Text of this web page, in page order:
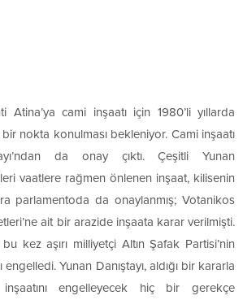
Atina’ya cami inşaatı için 1980’li yıllarda
nokta konulması bekleniyor. Cami inşaatı
da onay çıktı. Çeşitli Yunan
vaatlere rağmen önlenen inşaat, kilisenin
parlamentoda da onaylanmış; Votanikos
ait bir arazide inşaata karar verilmişti.
kez aşırı milliyetçi Altın Şafak Partisi’nin
engelledi. Yunan Danıştayı, aldığı bir kararla
engelleyecek hiç bir gerekçe